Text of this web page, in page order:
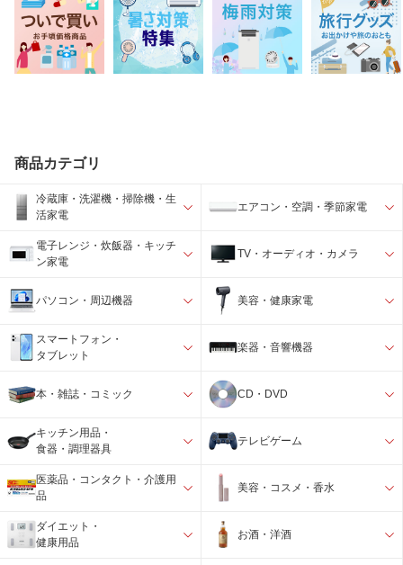
商品カテゴリ
冷蔵庫・洗濯機・掃除機・生
活家電
エアコン・空調・季節家電
電子レンジ・炊飯器・キッチ
ン家電
TV・オーディオ・カメラ
パソコン・周辺機器 美容・健康家電
スマートフォン・
タブレット
楽器・音響機器
本・雑誌・コミック CD・DVD
キッチン用品・
食器・調理器具
テレビゲーム
医薬品・コンタクト・介護用
品
美容・コスメ・香水
ダイエット・
健康用品
お酒・洋酒